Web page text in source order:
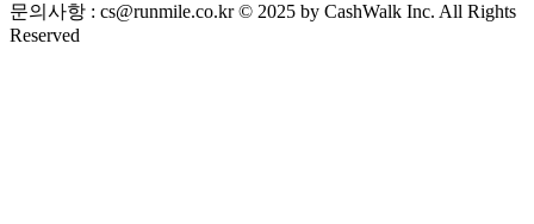
문의사항 : cs@runmile.co.kr © 2025 by CashWalk Inc. All Rights
Reserved